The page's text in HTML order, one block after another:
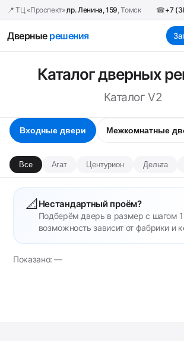
📍 ТЦ «Проспект»,пр. Ленина, 159, Томск ☎+7
Дверные решения
Каталог дверных
Каталог V2
Входные двери Межкомнатные
Все Агат Центурион Дельта
📐 Нестандартный проём?
Подберём дверь в размер с шагом
возможность зависит от фабрики и
Показано: —